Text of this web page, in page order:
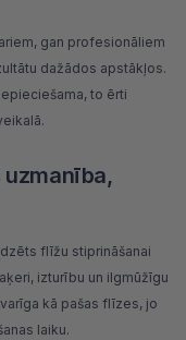
gan profesionāliem
dažādos apstākļos.
to ērti
uzmanība,
flīžu stiprināšanai
izturību un ilgmūžīgu
kā pašas flīzes, jo
laiku.